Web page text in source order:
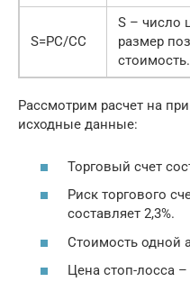
S=PC/CC
S – число
размер
стоимость.
Рассмотрим расчет на
исходные данные:
Торговый счет
Риск торгового
составляет 2,3%.
Стоимость одной
Цена стоп-лосса –